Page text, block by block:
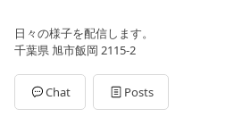
日々の様子を配信します。
千葉県 旭市飯岡 2115-2
Chat Posts